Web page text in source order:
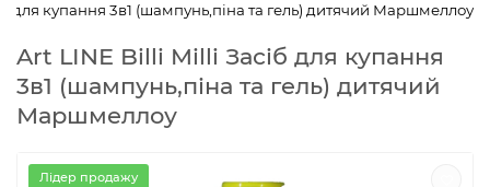
для купання 3в1 (шампунь,піна та гель) дитячий Маршмеллоу
Art LINE Billi Milli Засіб для купання
3в1 (шампунь,піна та гель) дитячий
Маршмеллоу
Лідер продажу